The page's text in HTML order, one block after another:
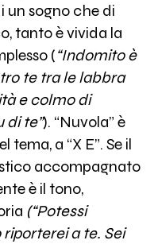
un sogno che di
tanto è vivida la
(“Indomito è
te tra le labbra
e colmo di
di te”). “Nuvola” è
a “X E”. Se il
accompagnato
è il tono,
(“Potessi
a te. Sei